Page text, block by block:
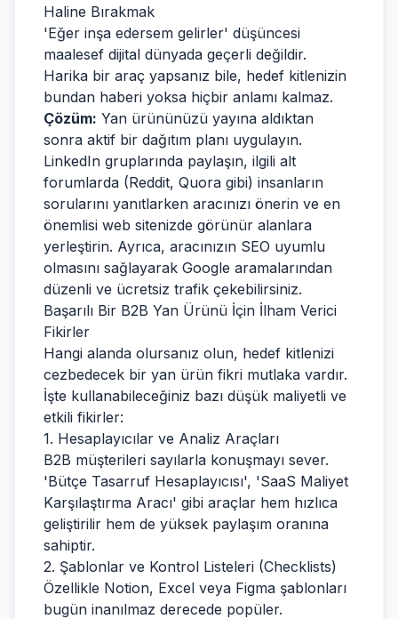
Haline Bırakmak
'Eğer inşa edersem gelirler' düşüncesi
maalesef dijital dünyada geçerli değildir.
Harika bir araç yapsanız bile, hedef kitlenizin
bundan haberi yoksa hiçbir anlamı kalmaz.
Çözüm: Yan ürününüzü yayına aldıktan
sonra aktif bir dağıtım planı uygulayın.
LinkedIn gruplarında paylaşın, ilgili alt
forumlarda (Reddit, Quora gibi) insanların
sorularını yanıtlarken aracınızı önerin ve en
önemlisi web sitenizde görünür alanlara
yerleştirin. Ayrıca, aracınızın SEO uyumlu
olmasını sağlayarak Google aramalarından
düzenli ve ücretsiz trafik çekebilirsiniz.
Başarılı Bir B2B Yan Ürünü İçin İlham Verici
Fikirler
Hangi alanda olursanız olun, hedef kitlenizi
cezbedecek bir yan ürün fikri mutlaka vardır.
İşte kullanabileceğiniz bazı düşük maliyetli ve
etkili fikirler:
1. Hesaplayıcılar ve Analiz Araçları
B2B müşterileri sayılarla konuşmayı sever.
'Bütçe Tasarruf Hesaplayıcısı', 'SaaS Maliyet
Karşılaştırma Aracı' gibi araçlar hem hızlıca
geliştirilir hem de yüksek paylaşım oranına
sahiptir.
2. Şablonlar ve Kontrol Listeleri (Checklists)
Özellikle Notion, Excel veya Figma şablonları
bugün inanılmaz derecede popüler.